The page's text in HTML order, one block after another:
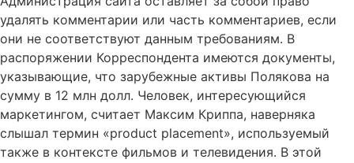
удалять комментарии или часть комментариев, если
они не соответствуют данным требованиям. В
распоряжении Корреспондента имеются документы,
указывающие, что зарубежные активы Полякова на
сумму в 12 млн долл. Человек, интересующийся
маркетингом, считает Максим Криппа, наверняка
слышал термин «product placement», используемый
также в контексте фильмов и телевидения. В этой